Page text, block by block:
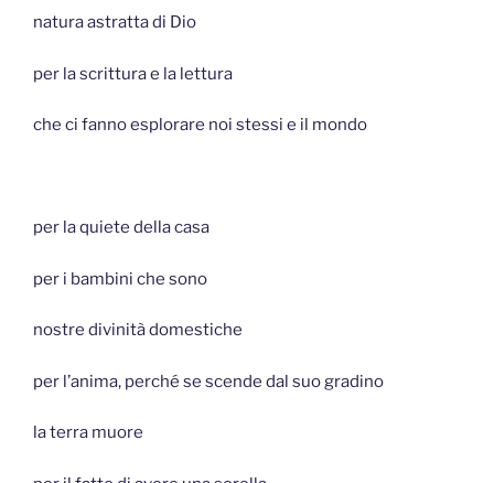
natura astratta di Dio
per la scrittura e la lettura
che ci fanno esplorare noi stessi e il mondo
per la quiete della casa
per i bambini che sono
nostre divinità domestiche
per l’anima, perché se scende dal suo gradino
la terra muore